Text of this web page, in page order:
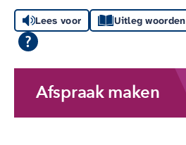
Lees voor Uitleg woorden
Afspraak maken